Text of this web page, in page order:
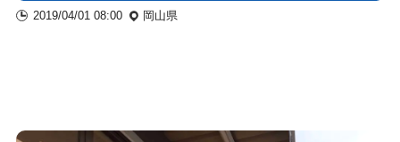
2019/04/01 08:00 岡山県